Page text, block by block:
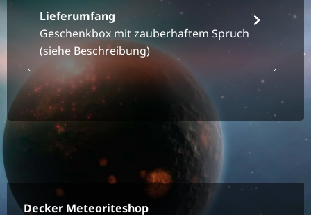
Lieferumfang
Geschenkbox mit zauberhaftem Spruch
(siehe Beschreibung)
Decker Meteoriteshop